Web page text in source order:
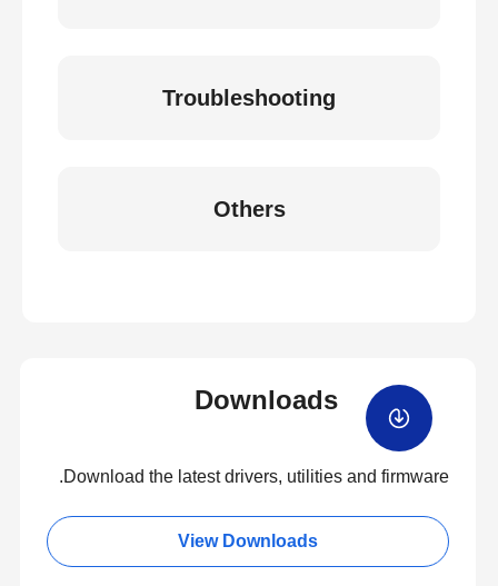
Troubleshooting
Others
Downloads
Download the latest drivers, utilities and firmware.
View Downloads